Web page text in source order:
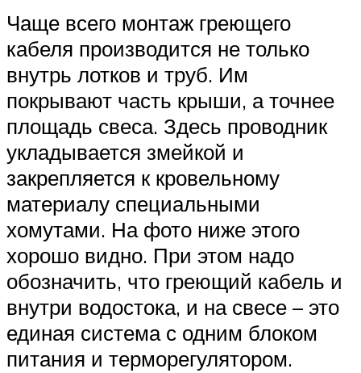
Чаще всего монтаж греющего
кабеля производится не только
внутрь лотков и труб. Им
покрывают часть крыши, а точнее
площадь свеса. Здесь проводник
укладывается змейкой и
закрепляется к кровельному
материалу специальными
хомутами. На фото ниже этого
хорошо видно. При этом надо
обозначить, что греющий кабель и
внутри водостока, и на свесе – это
единая система с одним блоком
питания и терморегулятором.